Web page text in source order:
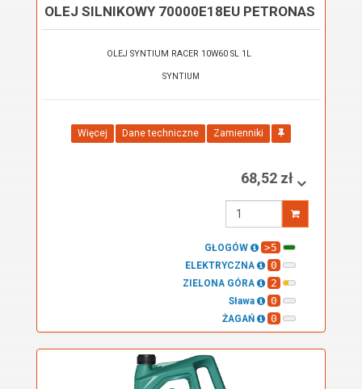
OLEJ SILNIKOWY 70000E18EU PETRONAS
OLEJ SYNTIUM RACER 10W60 SL 1L
SYNTIUM
Więcej Dane techniczne Zamienniki
68,52 zł
GŁOGÓW >5
ELEKTRYCZNA 0
ZIELONA GÓRA 2
Sława 0
ŻAGAŃ 0